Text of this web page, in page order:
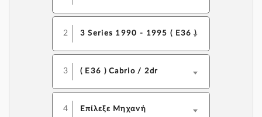
2 3 Series 1990 - 1995 ( E36 )
3 ( E36 ) Cabrio / 2dr
4 Επίλεξε Μηχανή